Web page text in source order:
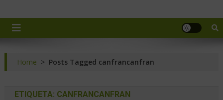
Home > Posts Tagged canfrancanfran
ETIQUETA: CANFRANCANFRAN